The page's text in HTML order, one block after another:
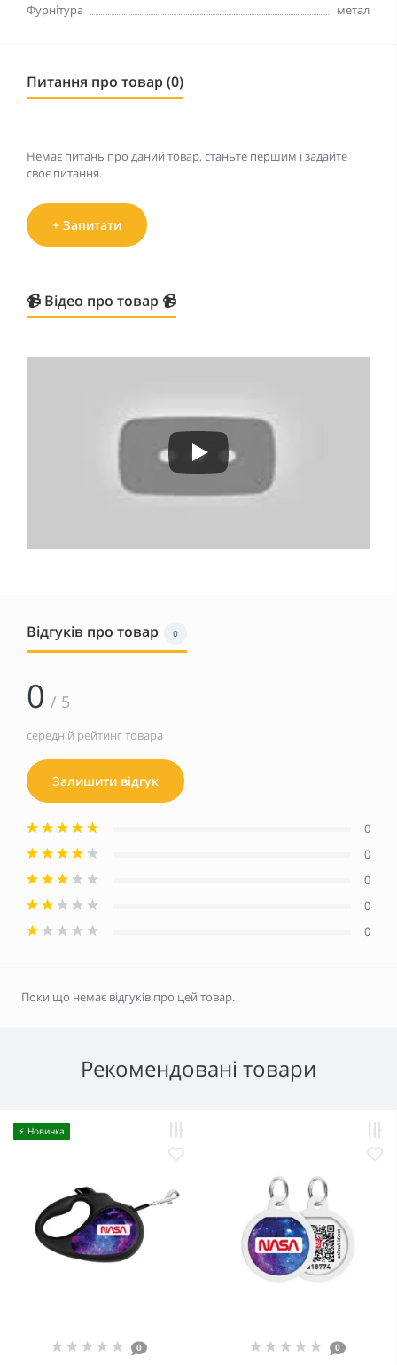
Фурнітура метал
Питання про товар (0)
Немає питань про даний товар, станьте першим і задайте
своє питання.
+ Запитати
📹 Відео про товар 📹
Відгуків про товар 0
0 / 5
середній рейтинг товара
Залишити відгук
0
0
0
0
0
Поки що немає відгуків про цей товар.
Рекомендовані товари
⚡️ Новинка
0 0